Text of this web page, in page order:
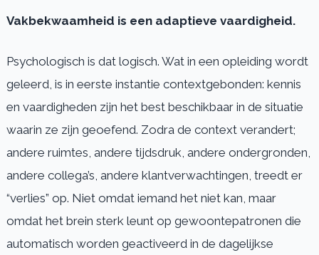
Vakbekwaamheid is een adaptieve vaardigheid.
Psychologisch is dat logisch. Wat in een opleiding wordt
geleerd, is in eerste instantie contextgebonden: kennis
en vaardigheden zijn het best beschikbaar in de situatie
waarin ze zijn geoefend. Zodra de context verandert;
andere ruimtes, andere tijdsdruk, andere ondergronden,
andere collega’s, andere klantverwachtingen, treedt er
“verlies” op. Niet omdat iemand het niet kan, maar
omdat het brein sterk leunt op gewoontepatronen die
automatisch worden geactiveerd in de dagelijkse